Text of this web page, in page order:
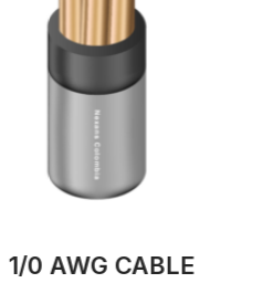
1/0 AWG CABLE